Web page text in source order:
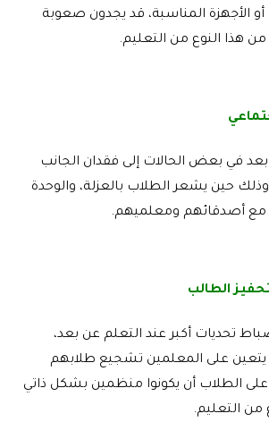
أو الأجهزة المناسبة، قد يجدون صعوبة
من هذا النوع من التعليم.
في بعض الحالات إلى فقدان الجانب
وذلك حين يشعر الطلاب بالعزلة، والوحدة
مع أصدقائهم ومعلميهم.
الطالب
تحديات أكبر عند التعلم عن بعد،
يتعين على المعلمين تشجيع طلابهم
على الطلاب أن يكونوا منظمين بشكل ذاتي
من التعليم.